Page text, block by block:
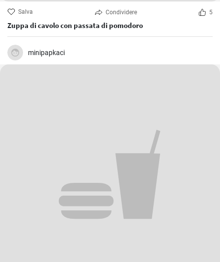
Salva Condividere 5
Zuppa di cavolo con passata di pomodoro
minipapkaci